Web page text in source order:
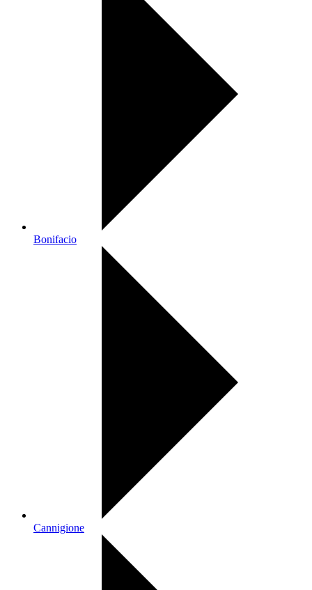
Bonifacio
Cannigione